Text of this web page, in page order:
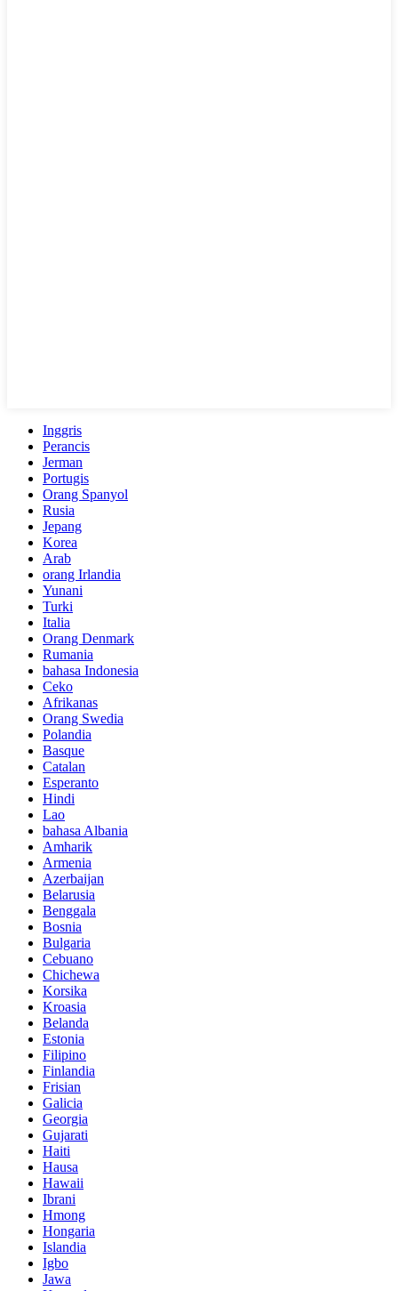
Inggris
Perancis
Jerman
Portugis
Orang Spanyol
Rusia
Jepang
Korea
Arab
orang Irlandia
Yunani
Turki
Italia
Orang Denmark
Rumania
bahasa Indonesia
Ceko
Afrikanas
Orang Swedia
Polandia
Basque
Catalan
Esperanto
Hindi
Lao
bahasa Albania
Amharik
Armenia
Azerbaijan
Belarusia
Benggala
Bosnia
Bulgaria
Cebuano
Chichewa
Korsika
Kroasia
Belanda
Estonia
Filipino
Finlandia
Frisian
Galicia
Georgia
Gujarati
Haiti
Hausa
Hawaii
Ibrani
Hmong
Hongaria
Islandia
Igbo
Jawa